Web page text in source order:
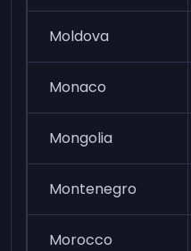
Moldova
Monaco
Mongolia
Montenegro
Morocco